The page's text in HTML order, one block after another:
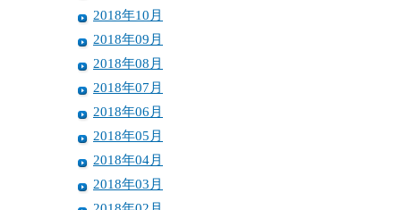
2018年10月
2018年09月
2018年08月
2018年07月
2018年06月
2018年05月
2018年04月
2018年03月